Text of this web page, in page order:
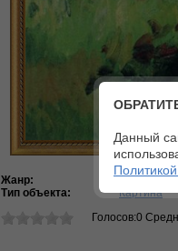
Жанр:
пейзаж
Тип объекта:
Картина
Голосов:0
Данный